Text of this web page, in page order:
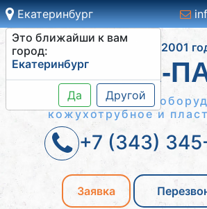
Екатеринбург
Это ближайши к вам
город:
Екатеринбург
Да Другой
Работаем с 2001
ВОДА-
Теплообменное
кожухотрубное и
+7 (343)
Заявка